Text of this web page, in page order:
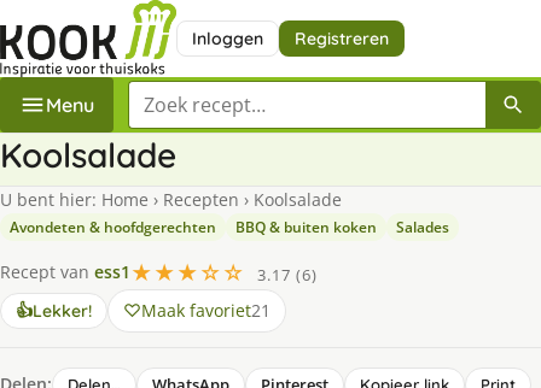
Inloggen Registreren
Menu Zoek een recept
Koolsalade
U bent hier: Home › Recepten › Koolsalade
Avondeten & hoofdgerechten BBQ & buiten koken Salades
Recept van ess1 ★★★☆☆
3.17 (6)
👍Lekker! Maak favoriet21